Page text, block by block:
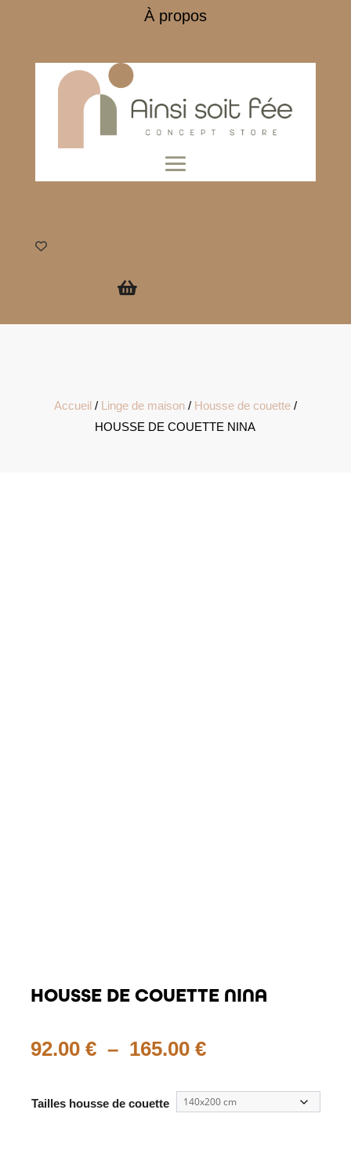
À propos

Accueil/ Linge de maison/ Housse de couette/
HOUSSE DE COUETTE NINA
HOUSSE DE COUETTE NINA
92.00 € – 165.00 €Plage
prix :
92.00 €
Tailles housse de couette